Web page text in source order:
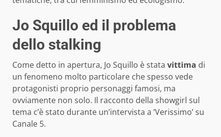
Jo Squillo ed il problema
dello stalking
Come detto in apertura, Jo Squillo è stata vittima di
un fenomeno molto particolare che spesso vede
protagonisti proprio personaggi famosi, ma
ovviamente non solo. Il racconto della showgirl sul
tema c’è stato durante un’intervista a ‘Verissimo’ su
Canale 5.